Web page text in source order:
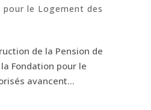
pour le Logement des
de la Pension de
Fondation pour le
avancent…